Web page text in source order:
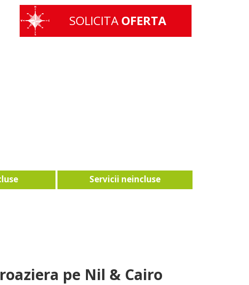
SOLICITA OFERTA
Servicii neincluse
pe Nil & Cairo